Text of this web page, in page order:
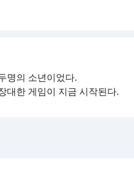
명의 소년이었다.
대한 게임이 지금 시작된다.